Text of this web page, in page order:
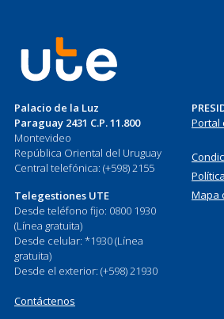
Palacio de la Luz
Paraguay 2431 C.P. 11.800
Montevideo
República Oriental del Uruguay
Central telefónica: (+598) 2155
Telegestiones UTE
Desde teléfono fijo: 0800 1930
(Línea gratuita)
Desde celular: *1930 (Línea
gratuita)
Desde el exterior: (+598) 21930
Contáctenos
Portal
Mapa